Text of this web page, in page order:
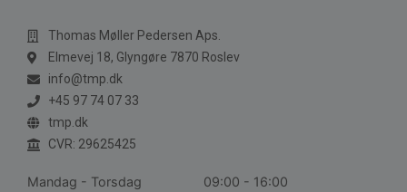
Thomas Møller Pedersen Aps.
Elmevej 18, Glyngøre 7870 Roslev
info@tmp.dk
+45 97 74 07 33
tmp.dk
CVR: 29625425
Mandag - Torsdag
09:00 - 16:00